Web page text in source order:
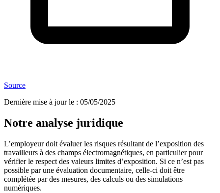
Source
Dernière mise à jour le : 05/05/2025
Notre analyse juridique
L’employeur doit évaluer les risques résultant de l’exposition des
travailleurs à des champs électromagnétiques, en particulier pour
vérifier le respect des valeurs limites d’exposition. Si ce n’est pas
possible par une évaluation documentaire, celle-ci doit être
complétée par des mesures, des calculs ou des simulations
numériques.